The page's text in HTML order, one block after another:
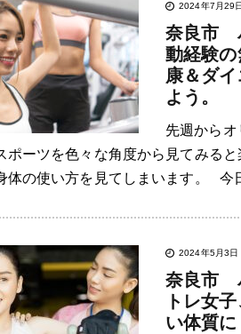
2024年7月29日
奈良市
動経験
康＆ダ
よう。
先週から
ポーツを色々な角度から見てみる
体の使い方を見てしまいます。
2024年5月3日
奈良市
トレ女
い体質に